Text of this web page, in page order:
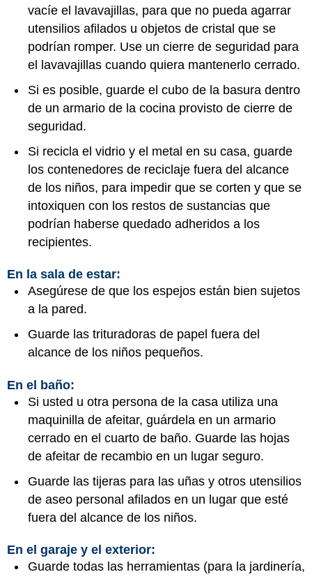
vacíe el lavavajillas, para que no pueda agarrar
utensilios afilados u objetos de cristal que se
podrían romper. Use un cierre de seguridad para
el lavavajillas cuando quiera mantenerlo cerrado.
Si es posible, guarde el cubo de la basura dentro
de un armario de la cocina provisto de cierre de
seguridad.
Si recicla el vidrio y el metal en su casa, guarde
los contenedores de reciclaje fuera del alcance
de los niños, para impedir que se corten y que se
intoxiquen con los restos de sustancias que
podrían haberse quedado adheridos a los
recipientes.
En la sala de estar:
Asegúrese de que los espejos están bien sujetos
a la pared.
Guarde las trituradoras de papel fuera del
alcance de los niños pequeños.
En el baño:
Si usted u otra persona de la casa utiliza una
maquinilla de afeitar, guárdela en un armario
cerrado en el cuarto de baño. Guarde las hojas
de afeitar de recambio en un lugar seguro.
Guarde las tijeras para las uñas y otros utensilios
de aseo personal afilados en un lugar que esté
fuera del alcance de los niños.
En el garaje y el exterior:
Guarde todas las herramientas (para la jardinería,